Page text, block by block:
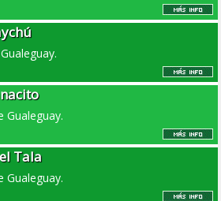
Gualeguay.
Tala
Gualeguay.